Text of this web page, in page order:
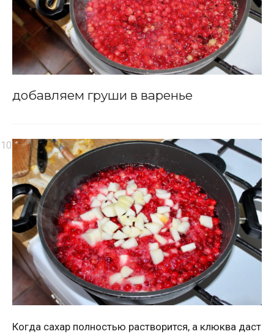
добавляем груши в варенье
Когда сахар полностью растворится, а клюква даст